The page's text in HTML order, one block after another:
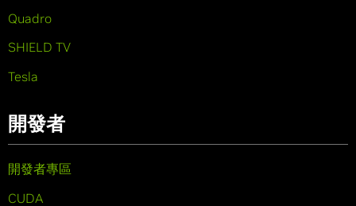
Quadro
SHIELD TV
Tesla
開發者
開發者專區
CUDA